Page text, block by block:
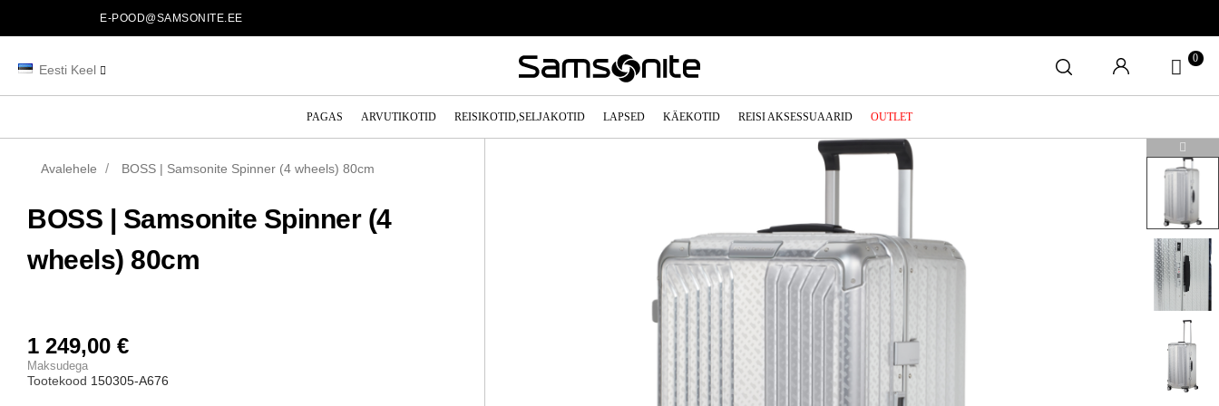
E-POOD@SAMSONITE.EE
Eesti Keel
0
PAGAS ARVUTIKOTID REISIKOTID,SELJAKOTID LAPSED KÄEKOTID REISI AKSESSUAARID OUTLET
Avalehele BOSS | Samsonite Spinner (4 wheels) 80cm
BOSS | Samsonite Spinner (4
wheels) 80cm
1 249,00 €
Maksudega
Tootekood 150305-A676